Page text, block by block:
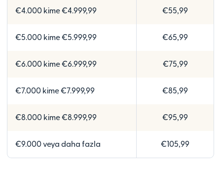
€4.000 kime €4.999,99 €55,99
€5.000 kime €5.999,99 €65,99
€6.000 kime €6.999,99 €75,99
€7.000 kime €7.999,99 €85,99
€8.000 kime €8.999,99 €95,99
€9.000 veya daha fazla €105,99